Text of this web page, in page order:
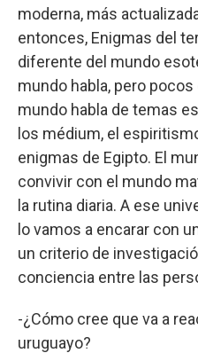
moderna, más
entonces, Enigmas del
diferente del mundo
mundo habla, pero
mundo habla de temas
los médium, el
enigmas de Egipto. El
convivir con el mundo
la rutina diaria. A ese
lo vamos a encarar con
un criterio de
conciencia entre las
-¿Cómo cree que va a
uruguayo?